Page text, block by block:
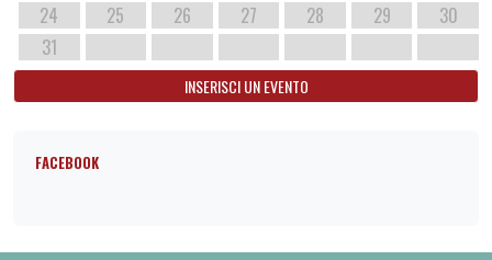
24
25 26 27 28 29
30
31
INSERISCI UN EVENTO
FACEBOOK